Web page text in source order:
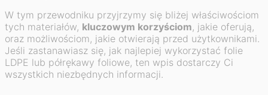
W tym przewodniku przyjrzymy się bliżej właściwościom
tych materiałów, kluczowym korzyściom, jakie oferują,
oraz możliwościom, jakie otwierają przed użytkownikami.
Jeśli zastanawiasz się, jak najlepiej wykorzystać folie
LDPE lub półrękawy foliowe, ten wpis dostarczy Ci
wszystkich niezbędnych informacji.